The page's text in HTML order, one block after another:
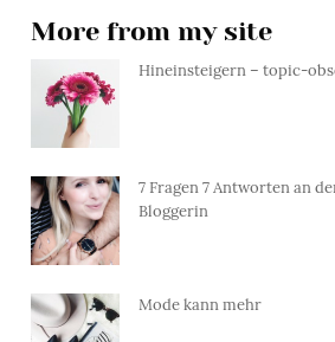
More from my site
Hineinsteigern – topic-
7 Fragen 7 Antworten an
Bloggerin
Mode kann mehr